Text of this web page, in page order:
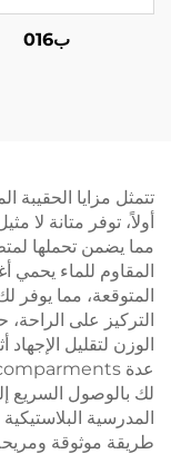
ب016
تتمثل مزايا الحقيبة
أولاً، توفر متانة لا
مما يضمن تحملها
المقاوم للماء يحمي
المتوقعة، مما يوفر
التركيز على
الوزن لتقليل
لك بالوصول السريع
المدرسية
طريقة موثوقة